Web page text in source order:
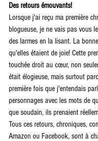
Des retours émouvants!
Lorsque j'ai reçu ma première
blogueuse, je ne vais pas vous
des larmes en la lisant. La
qu'elles étaient de joie! Cette
touchée droit au cœur, non
était élogieuse, mais surtout
première fois que j'entendais
personnages avec les mots de
que soudain, ils prenaient
Tous ces retours, chroniques,
Amazon ou Facebook, sont à